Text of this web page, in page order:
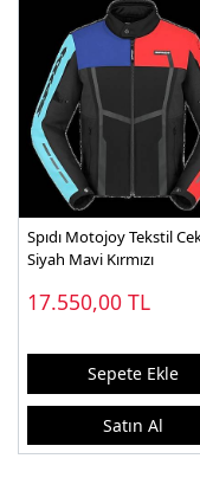
Spıdı Motojoy Tekstil
Siyah Mavi Kırmızı
17.550,00 TL
Sepete Ekle
Satın Al